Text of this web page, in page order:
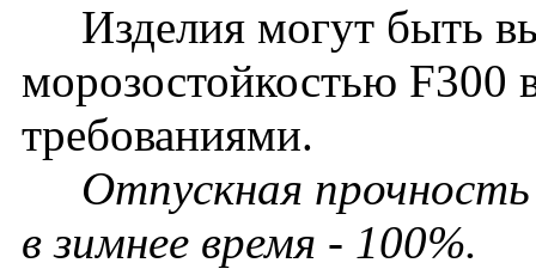
Изделия могут быть
морозостойкостью F300
требованиями.
Отпускная
в зимнее время - 100%.